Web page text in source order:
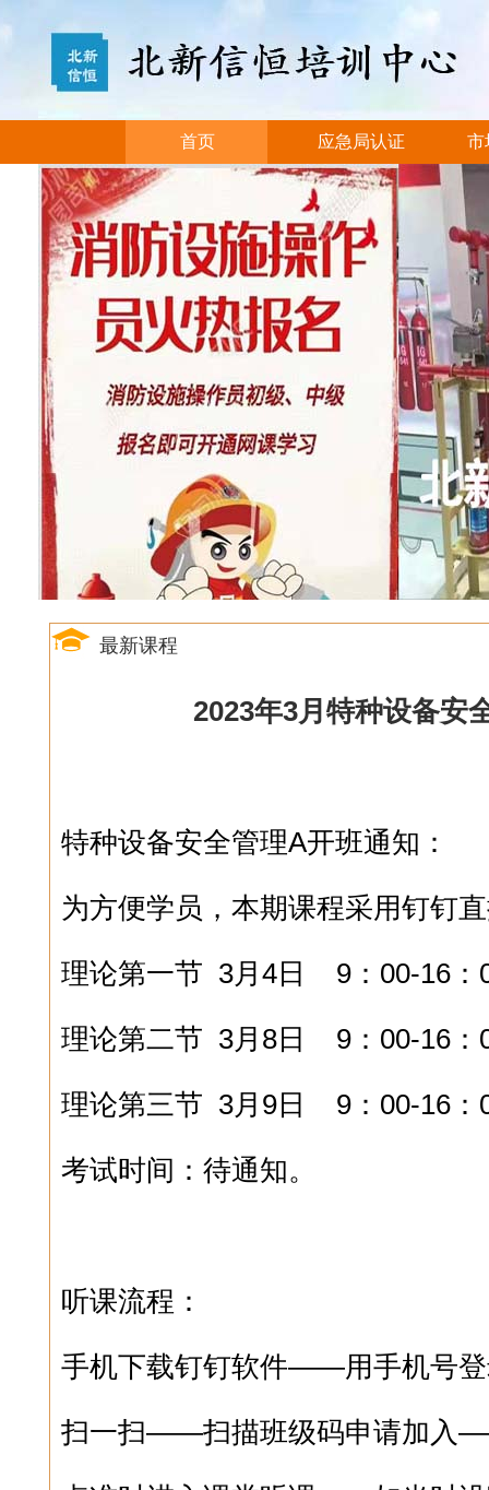
首页 应急局认证 市
最新课程
2023年3月特种设备安
特种设备安全管理A开班通知：
为方便学员，本期课程采用钉钉
理论第一节 3月4日 9：00-16
理论第二节 3月8日 9：00-16：
理论第三节 3月9日 9：00-16：
考试时间： 待通知。
听课流程：
手机下载钉钉软件——用手机号
扫一扫——扫描班级码申请加入